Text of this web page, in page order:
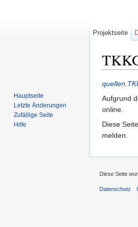
Aufgrund
online.
Diese
melden.
Projektseite
Hauptseite
Letzte Änderungen
Zufällige Seite
Hilfe
Diese Seite
Datenschutz